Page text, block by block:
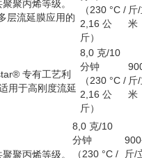
聚丙烯等级。
层流延膜应用的
（230 °C /
2,16 公
斤）
斤
米
专有工艺利
用于高刚度流延
8,0 克/10
分钟
（230 °C /
2,16 公
斤）
斤
米
聚丙烯等级。
8,0 克/10
分钟
（230 °C /
斤/